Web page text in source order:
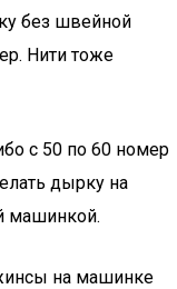
без швейной
Нити тоже
с 50 по 60 номер
дырку на
машинкой.
на машинке